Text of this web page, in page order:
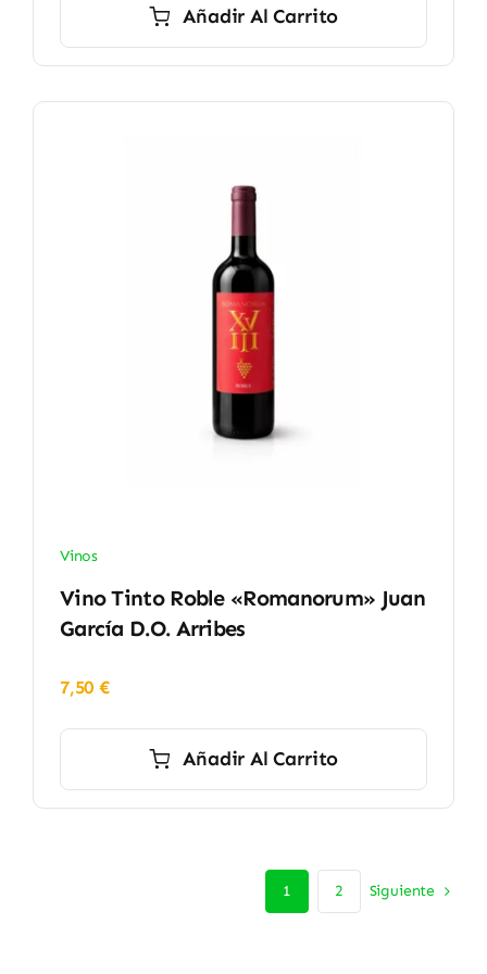
Añadir Al Carrito
Vinos
Vino Tinto Roble «Romanorum» Juan
García D.O. Arribes
7,50€
Añadir Al Carrito
1 2 Siguiente